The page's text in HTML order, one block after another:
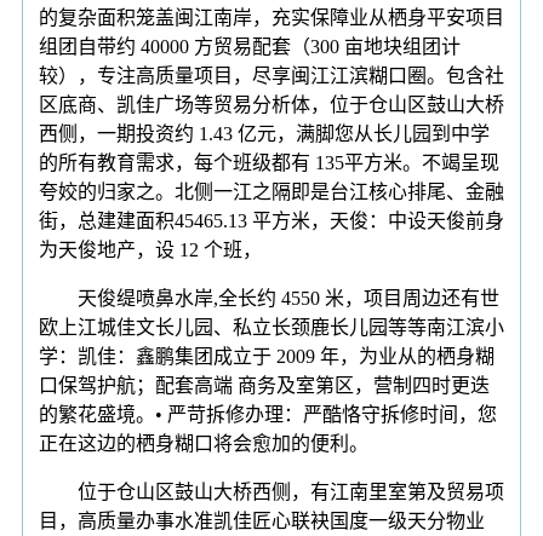
的复杂面积笼盖闽江南岸，充实保障业从栖身平安项目
组团自带约 40000 方贸易配套（300 亩地块组团计
较），专注高质量项目，尽享闽江江滨糊口圈。包含社
区底商、凯佳广场等贸易分析体，位于仓山区鼓山大桥
西侧，一期投资约 1.43 亿元，满脚您从长儿园到中学
的所有教育需求，每个班级都有 135平方米。不竭呈现
夸姣的归家之。北侧一江之隔即是台江核心排尾、金融
街，总建建面积45465.13 平方米，天俊：中设天俊前身
为天俊地产，设 12 个班，
天俊缇喷鼻水岸,全长约 4550 米，项目周边还有世
欧上江城佳文长儿园、私立长颈鹿长儿园等等南江滨小
学：凯佳：鑫鹏集团成立于 2009 年，为业从的栖身糊
口保驾护航；配套高端 商务及室第区，营制四时更迭
的繁花盛境。• 严苛拆修办理：严酷恪守拆修时间，您
正在这边的栖身糊口将会愈加的便利。
位于仓山区鼓山大桥西侧，有江南里室第及贸易项
目，高质量办事水准凯佳匠心联袂国度一级天分物业